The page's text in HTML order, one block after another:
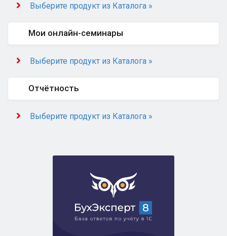
Выберите продукт из Каталога »
Мои онлайн-семинары
Выберите продукт из Каталога »
Отчётность
Выберите продукт из Каталога »